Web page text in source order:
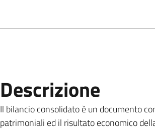
Descrizione
Il bilancio consolidato è un documento
patrimoniali ed il risultato economico